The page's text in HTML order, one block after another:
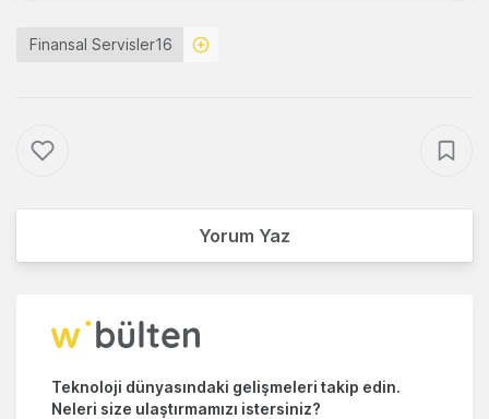
Finansal Servisler16
Yorum Yaz
Teknoloji dünyasındaki gelişmeleri takip edin.
Neleri size ulaştırmamızı istersiniz?